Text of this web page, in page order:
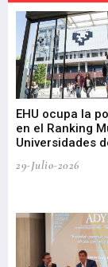
EHU ocupa la
en el Ranking
Universidades
29-Julio-2026